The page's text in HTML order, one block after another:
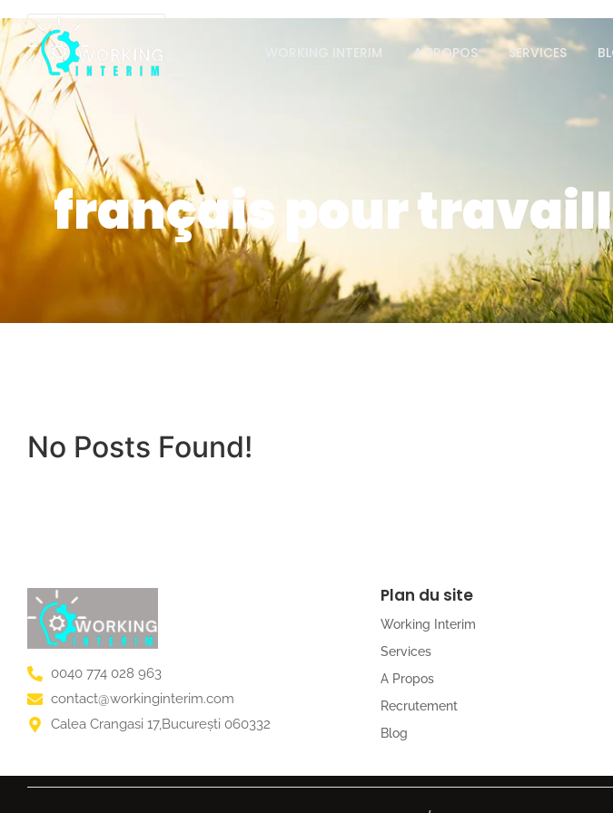
WORKING INTERIM A PROPOS SERVICES
français pour
No Posts Found!
0040 774 028 963
contact@workinginterim.com
Calea Crangasi 17,București 060332
Plan du site
Working Interim
Services
A Propos
Recrutement
Blog